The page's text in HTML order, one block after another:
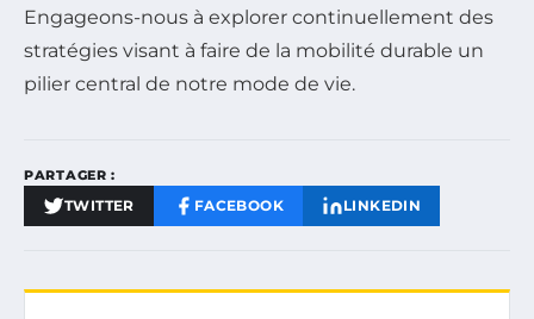
Engageons-nous à explorer continuellement des
stratégies visant à faire de la mobilité durable un
pilier central de notre mode de vie.
PARTAGER :
TWITTER FACEBOOK LINKEDIN